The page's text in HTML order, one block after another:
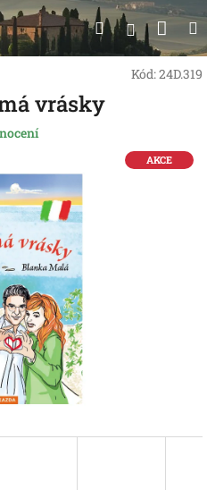
Hledat
Kód:24D.319
vrásky
AKCE